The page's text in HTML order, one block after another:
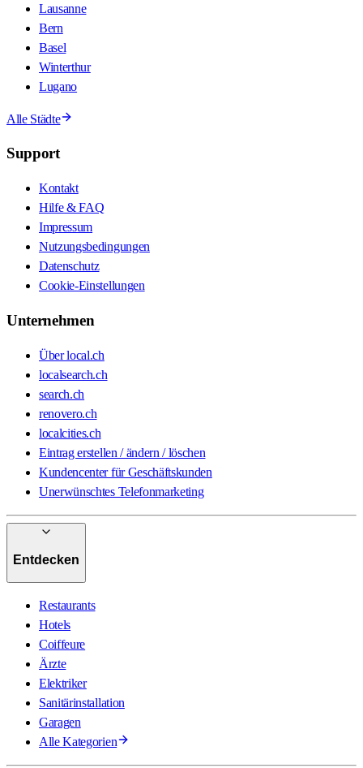
Lausanne
Bern
Basel
Winterthur
Lugano
Alle Städte
Support
Kontakt
Hilfe & FAQ
Impressum
Nutzungsbedingungen
Datenschutz
Cookie-Einstellungen
Unternehmen
Über local.ch
localsearch.ch
search.ch
renovero.ch
localcities.ch
Eintrag erstellen / ändern / löschen
Kundencenter für Geschäftskunden
Unerwünschtes Telefonmarketing
Entdecken
Restaurants
Hotels
Coiffeure
Ärzte
Elektriker
Sanitärinstallation
Garagen
Alle Kategorien